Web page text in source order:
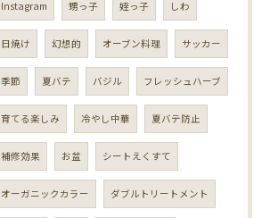
Instagram 甥っ子 姪っ子 しわ
日焼け 幻想的 オーブン料理 サッカー
季節 夏バテ バジル フレッシュハーブ
育てる楽しみ 冷やし中華 夏バテ防止
補修効果 お盆 シートえくすて
オーガニックカラー ダブルトリートメント